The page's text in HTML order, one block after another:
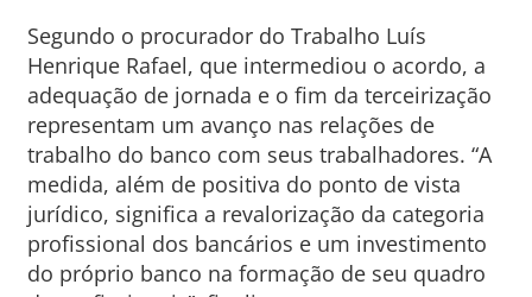
Segundo o procurador do Trabalho Luís
Henrique Rafael, que intermediou o acordo, a
adequação de jornada e o fim da terceirização
representam um avanço nas relações de
trabalho do banco com seus trabalhadores. “A
medida, além de positiva do ponto de vista
jurídico, significa a revalorização da categoria
profissional dos bancários e um investimento
do próprio banco na formação de seu quadro